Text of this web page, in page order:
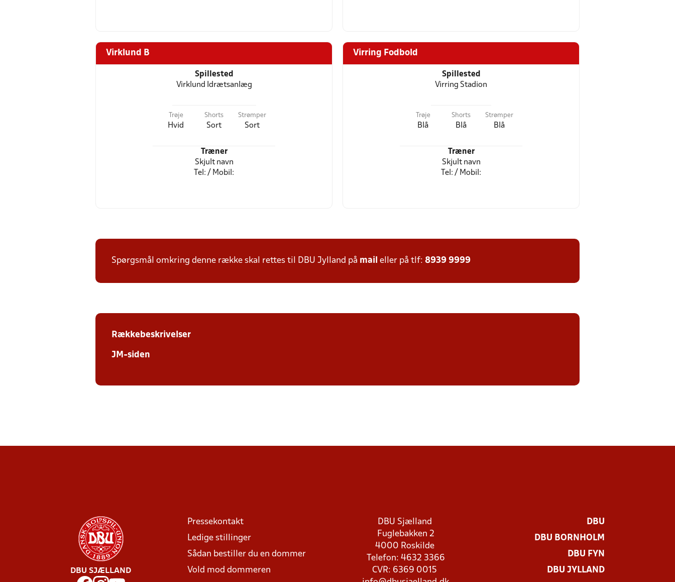
Virklund B
Spillested
Virklund Idrætsanlæg
Trøje
Hvid
Shorts
Sort
Strømper
Sort
Træner
Skjult navn
Tel: / Mobil:
Virring Fodbold
Spillested
Virring Stadion
Trøje
Blå
Shorts
Blå
Strømper
Blå
Træner
Skjult navn
Tel: / Mobil:
Spørgsmål omkring denne række skal rettes til DBU Jylland på mail eller på tlf: 8939 9999
Rækkebeskrivelser
JM-siden
DBU SJÆLLAND
Pressekontakt
Ledige stillinger
Sådan bestiller du en dommer
Vold mod dommeren
DBU Sjælland
Fuglebakken 2
4000 Roskilde
Telefon: 4632 3366
CVR: 6369 0015
DBU
DBU BORNHOLM
DBU FYN
DBU JYLLAND